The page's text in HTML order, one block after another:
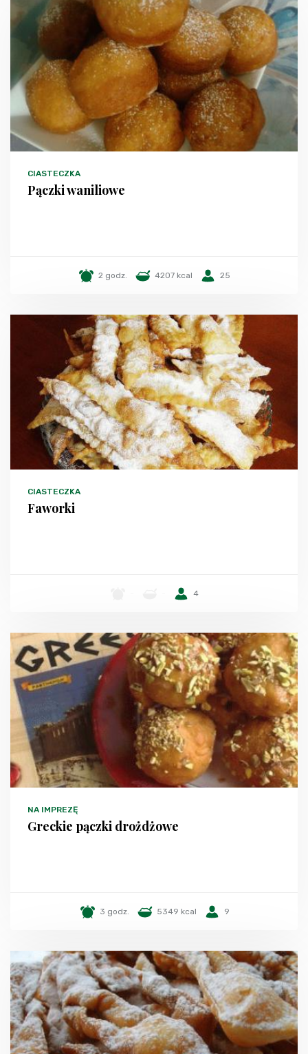
CIASTECZKA
Pączki waniliowe
2 godz. 4207 kcal 25
CIASTECZKA
Faworki
4
NA IMPREZĘ
Greckie pączki drożdżowe
3 godz. 5349 kcal 9